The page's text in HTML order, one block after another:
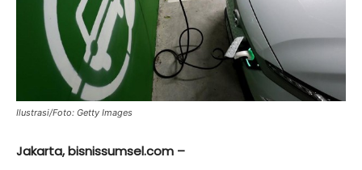
Ilustrasi/Foto: Getty Images
Jakarta, bisnissumsel.com –